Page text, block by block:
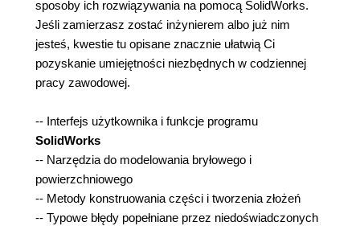
sposoby ich rozwiązywania na pomocą SolidWorks.
Jeśli zamierzasz zostać inżynierem albo już nim
jesteś, kwestie tu opisane znacznie ułatwią Ci
pozyskanie umiejętności niezbędnych w codziennej
pracy zawodowej.
-- Interfejs użytkownika i funkcje programu
SolidWorks
-- Narzędzia do modelowania bryłowego i
powierzchniowego
-- Metody konstruowania części i tworzenia złożeń
-- Typowe błędy popełniane przez niedoświadczonych